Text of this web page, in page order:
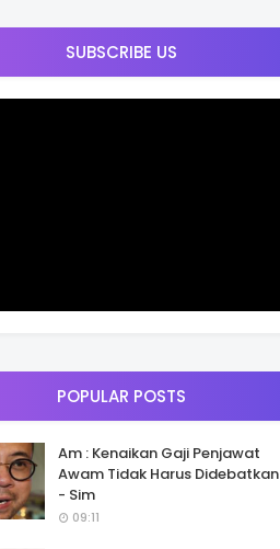
SUBSCRIBE US
POPULAR POSTS
Am : Kenaikan Gaji Penjawat
Awam Tidak Harus Didebatkan
- Sim
09:11